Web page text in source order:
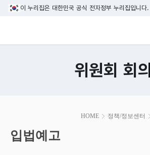
본문 바로
이 누리집은 대한민국 공식 전자정부 누리집입니다.
방송미디어통신위원회
위원회 회의
HOME 정책/정보센터
시
작
입법예고